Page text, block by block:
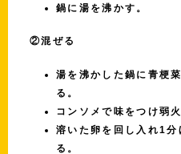
鍋に湯を沸かす。
②混ぜる
湯を沸かした鍋に青梗
る。
コンソメで味をつけ弱
溶いた卵を回し入れ1
る。